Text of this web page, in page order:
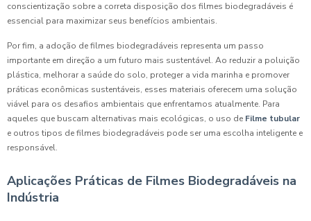
conscientização sobre a correta disposição dos filmes biodegradáveis é
essencial para maximizar seus benefícios ambientais.
Por fim, a adoção de filmes biodegradáveis representa um passo
importante em direção a um futuro mais sustentável. Ao reduzir a poluição
plástica, melhorar a saúde do solo, proteger a vida marinha e promover
práticas econômicas sustentáveis, esses materiais oferecem uma solução
viável para os desafios ambientais que enfrentamos atualmente. Para
aqueles que buscam alternativas mais ecológicas, o uso de Filme tubular
e outros tipos de filmes biodegradáveis pode ser uma escolha inteligente e
responsável.
Aplicações Práticas de Filmes Biodegradáveis na
Indústria